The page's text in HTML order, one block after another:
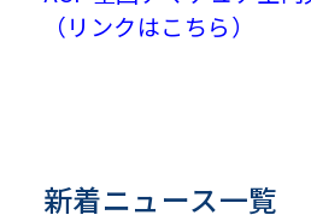
（リンクはこちら）
新着ニュース一覧